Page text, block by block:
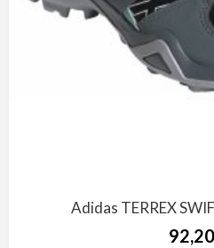
Adidas TERREX